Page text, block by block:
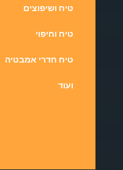
טיח ושיפוצים
טיח וחיפוי
טיח חדרי אמבטיה
ועוד